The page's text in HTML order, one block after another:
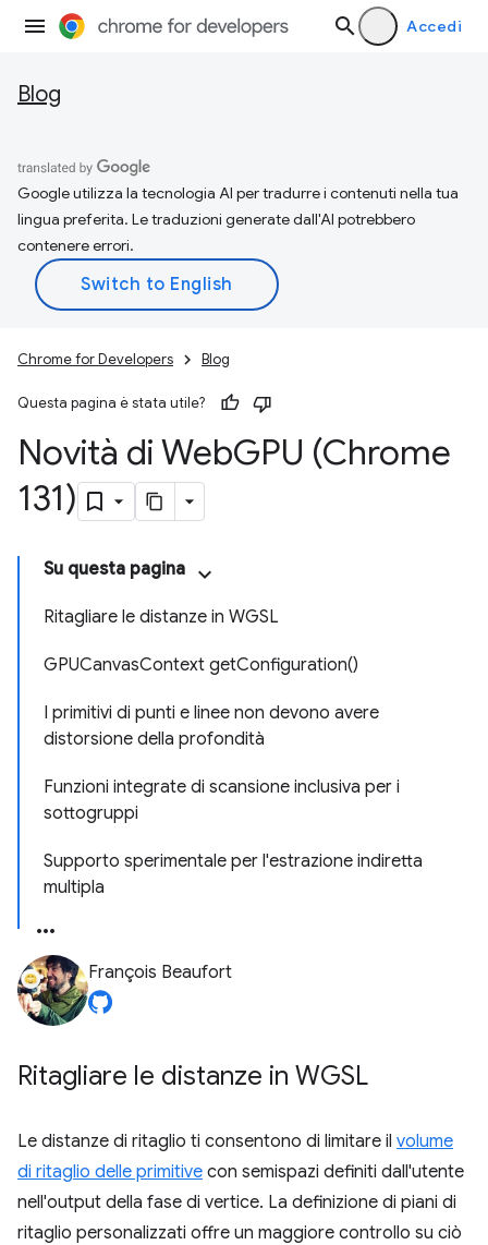
Accedi
Blog
Google utilizza la tecnologia AI per tradurre i contenuti nella tua
lingua preferita. Le traduzioni generate dall'AI potrebbero
contenere errori.
Chrome for Developers Blog
Questa pagina è stata utile?
Novità di WebGPU (Chrome
131)
Su questa pagina
Ritagliare le distanze in WGSL
GPUCanvasContext getConfiguration()
I primitivi di punti e linee non devono avere
distorsione della profondità
Funzioni integrate di scansione inclusiva per i
sottogruppi
Supporto sperimentale per l'estrazione indiretta
multipla
François Beaufort
Ritagliare le distanze in WGSL
Le distanze di ritaglio ti consentono di limitare il volume
di ritaglio delle primitive con semispazi definiti dall'utente
nell'output della fase di vertice. La definizione di piani di
ritaglio personalizzati offre un maggiore controllo su ciò